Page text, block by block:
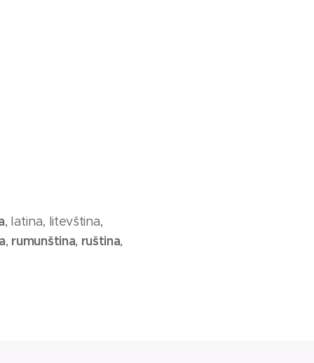
, latina, litevština,
, rumunština, ruština,